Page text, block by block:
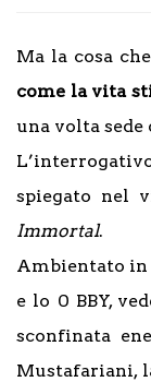
Ma la cosa
come la vita
una volta sede
spiegato nel
Immortal.
Ambientato in
e lo 0 BBY,
sconfinata
Mustafariani,